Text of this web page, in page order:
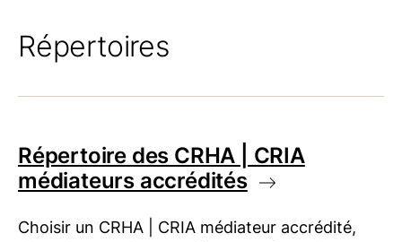
Répertoires
Répertoire des CRHA | CRIA
médiateurs accrédités
Choisir un CRHA | CRIA médiateur accrédité,